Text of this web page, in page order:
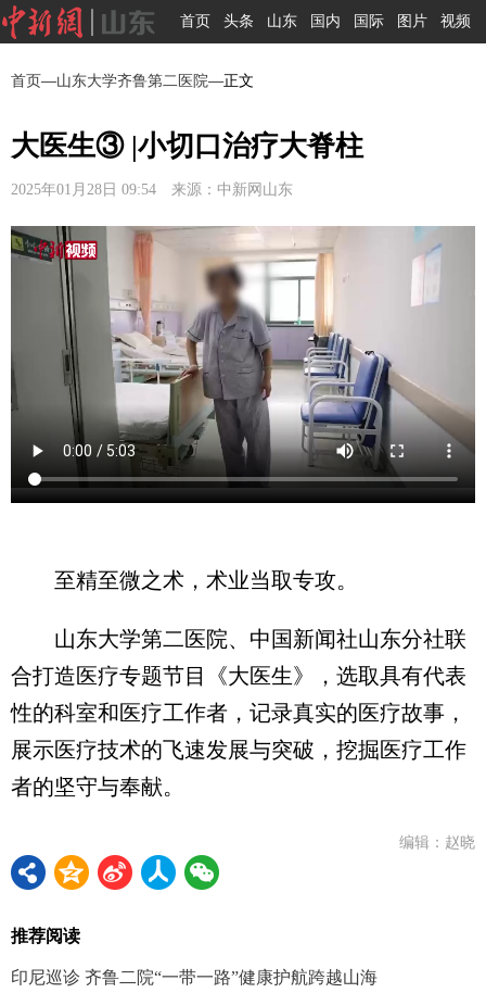
首页 头条 山东 国内 国际 图片 视频
首页—山东大学齐鲁第二医院—正文
大医生③ |小切口治疗大脊柱
2025年01月28日 09:54 来源：中新网山东
至精至微之术，术业当取专攻。
山东大学第二医院、中国新闻社山东分社联
合打造医疗专题节目《大医生》，选取具有代表
性的科室和医疗工作者，记录真实的医疗故事，
展示医疗技术的飞速发展与突破，挖掘医疗工作
者的坚守与奉献。
编辑：赵晓
推荐阅读
印尼巡诊 齐鲁二院“一带一路”健康护航跨越山海